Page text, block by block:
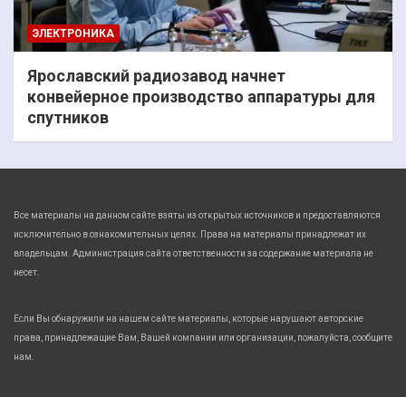
ЭЛЕКТРОНИКА
Ярославский радиозавод начнет
конвейерное производство аппаратуры для
спутников
Все материалы на данном сайте взяты из открытых источников и предоставляются
исключительно в ознакомительных целях. Права на материалы принадлежат их
владельцам. Администрация сайта ответственности за содержание материала не
несет.
Если Вы обнаружили на нашем сайте материалы, которые нарушают авторские
права, принадлежащие Вам, Вашей компании или организации, пожалуйста, сообщите
нам.